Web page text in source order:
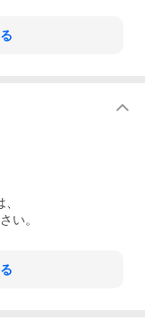
い。